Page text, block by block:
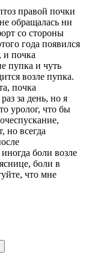
правой почки
обращалась ни
со стороны
года появился
и почка
пупка и чуть
возле пупка.
почка
за день, но я
уролог, что бы
но всегда
боли возле
боли в
что мне